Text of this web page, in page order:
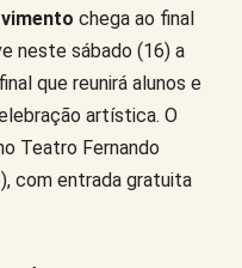
chega ao final
neste sábado (16) a
que reunirá alunos e
artística. O
Teatro Fernando
com entrada gratuita